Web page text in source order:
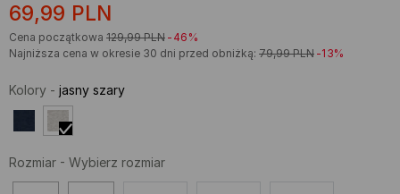
69,99 PLN
Cena początkowa 129,99 PLN -46%
Najniższa cena w okresie 30 dni przed obniżką: 79,99 PLN -13%
Kolory - jasny szary
Rozmiar - Wybierz rozmiar